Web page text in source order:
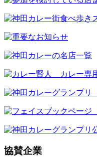
協賛企業